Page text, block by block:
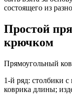
состоящего из
Простой
крючком
Прямоугольный
1-й ряд: столбики
коврика длины;